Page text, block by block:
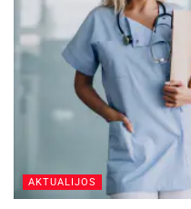
AKTUALIJOS